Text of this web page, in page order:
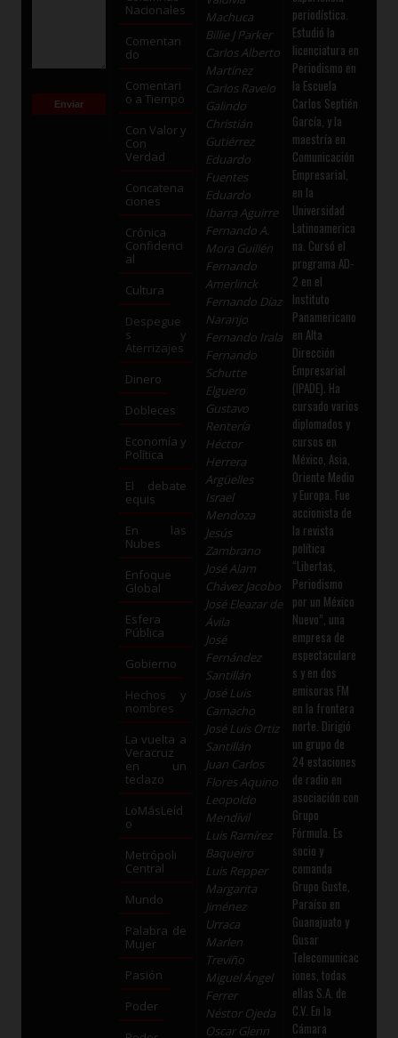
Nacionales
Comentan
do
Comentari
o a Tiempo
Con Valor y
Con
Verdad
Concatena
ciones
Crónica
Confidenci
al
Cultura
Despegue
s y
Aterrizajes
Dinero
Dobleces
Economía y
Política
El debate
equis
En las
Nubes
Enfoque
Global
Esfera
Pública
Gobierno
Hechos y
nombres
La vuelta a
Veracruz
en un
teclazo
LoMásLeíd
o
Metrópoli
Central
Mundo
Palabra de
Mujer
Pasión
Poder
Machuca
Billie J Parker
Carlos Alberto
Martínez
Carlos Ravelo
Galindo
Christián
Gutiérrez
Eduardo
Fuentes
Eduardo
Ibarra Aguirre
Fernando A.
Mora Guillén
Fernando
Amerlinck
Fernando Díaz
Naranjo
Fernando Irala
Fernando
Schutte
Elguero
Gustavo
Rentería
Héctor
Herrera
Argüelles
Israel
Mendoza
Jesús
Zambrano
José Alam
Chávez Jacobo
José Eleazar de
Ávila
José
Fernández
Santillán
José Luis
Camacho
José Luis Ortiz
Santillán
Juan Carlos
Flores Aquino
Leopoldo
Mendívil
Luis Ramírez
Baqueiro
Luis Repper
Margarita
Jiménez
Urraca
Marlen
Treviño
Miguel Ángel
Ferrer
Néstor Ojeda
Oscar Glenn
periodística.
Estudió la
licenciatura en
Periodismo en
la Escuela
Carlos Septién
García, y la
maestría en
Comunicación
Empresarial,
en la
Universidad
Latinoamerica
na. Cursó el
programa AD-
2 en el
Instituto
Panamericano
en Alta
Dirección
Empresarial
(IPADE). Ha
cursado varios
diplomados y
cursos en
México, Asia,
Oriente Medio
y Europa. Fue
accionista de
la revista
política
“Libertas,
Periodismo
por un México
Nuevo”, una
empresa de
espectaculare
s y en dos
emisoras FM
en la frontera
norte. Dirigió
un grupo de
24 estaciones
de radio en
asociación con
Grupo
Fórmula. Es
socio y
comanda
Grupo Guste,
Paraíso en
Guanajuato y
Gusar
Telecomunicac
iones, todas
ellas S.A. de
C.V. En la
Cámara